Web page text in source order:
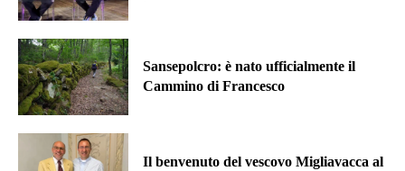
Sansepolcro: è nato ufficialmente il
Cammino di Francesco
Il benvenuto del vescovo Migliavacca al